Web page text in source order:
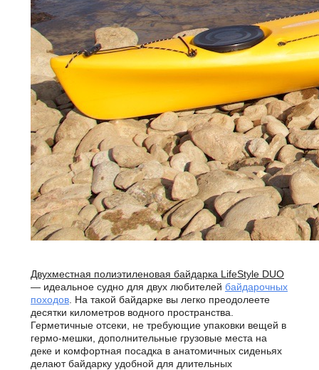
Двухместная полиэтиленовая байдарка LifeStyle DUO
— идеальное судно для двух любителей байдарочных
походов . На такой байдарке вы легко преодолеете
десятки километров водного пространства.
Герметичные отсеки, не требующие упаковки вещей в
гермо-мешки, дополнительные грузовые места на
деке и комфортная посадка в анатомичных сиденьях
делают байдарку удобной для длительных